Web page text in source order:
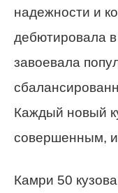
надежности и
дебютировала
завоевала
Каждый новый
совершенным,
Камри 50